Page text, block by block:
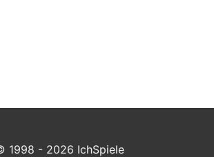
1998 - 2026 IchSpiele